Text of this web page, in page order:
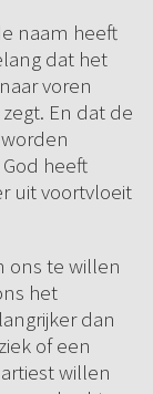
naam heeft
dat het
voren
En dat de
heeft
uit voortvloeit
ons te willen
het
dan
of een
willen